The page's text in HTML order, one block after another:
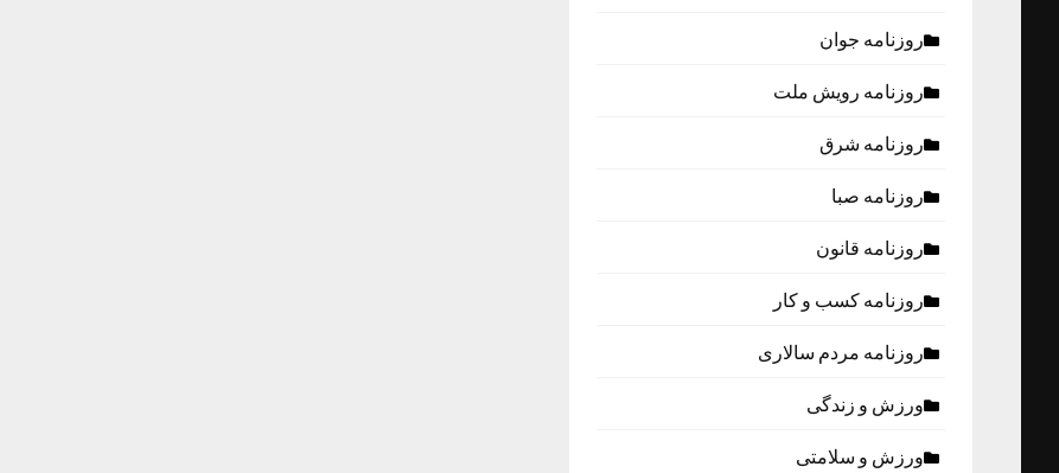
روزنامه جوان
روزنامه رویش ملت
روزنامه شرق
روزنامه صبا
روزنامه قانون
روزنامه كسب و كار
روزنامه مردم سالاری
ورزش و زندگی
ورزش و سلامتی